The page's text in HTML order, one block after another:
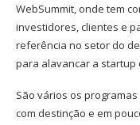
WebSummit, onde tem
investidores, clientes e
referência no setor do
para alavancar a startup
São vários os
com destinção e em